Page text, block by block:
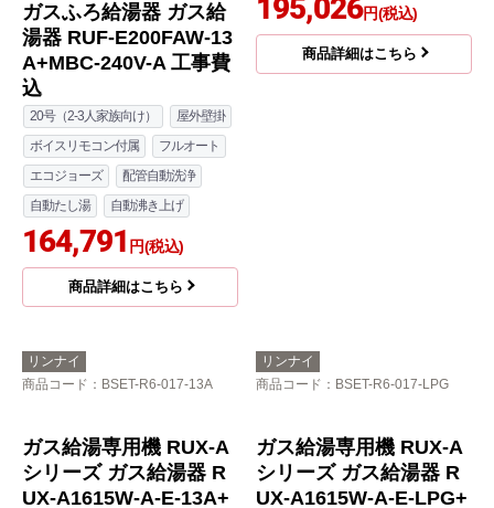
ガスふろ給湯器 ガス給
湯器 RUF-E200FAW-13
A+MBC-240V-A 工事費
込
20号（2-3人家族向け）
屋外壁掛
ボイスリモコン付属
フルオート
エコジョーズ
配管自動洗浄
自動たし湯
自動沸き上げ
164,791 円(税込)
商品詳細はこちら
ユッコUF RUF-UEシ
リーズ ウルトラファ
インバブル内蔵給湯器
リンナイ
商品コード ：BSET-R6-017-13A
リンナイ
商品コード ：BSET-R6-017-LPG